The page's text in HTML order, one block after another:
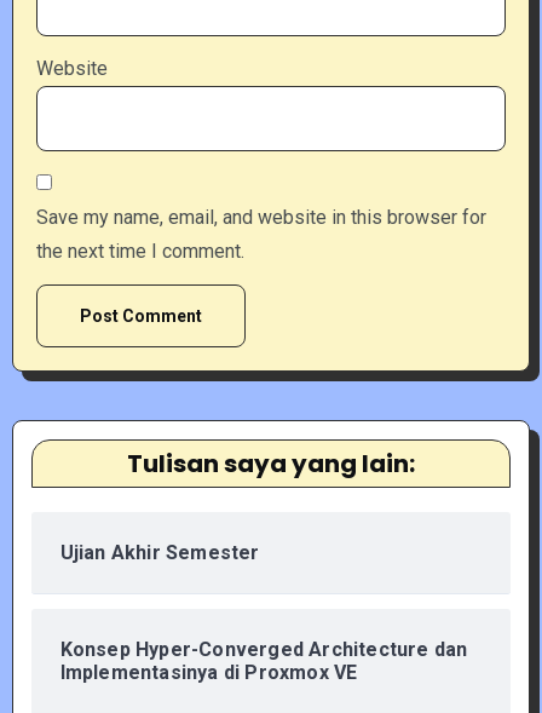
Website
Save my name, email, and website in this browser for
the next time I comment.
Tulisan saya yang lain:
Ujian Akhir Semester
Konsep Hyper-Converged Architecture dan
Implementasinya di Proxmox VE